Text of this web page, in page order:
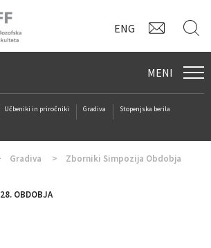
ENG
MENI
Učbeniki in priročniki Gradiva
Stopenjska berila
Gradiva Zborniki Simpozija Obdobja
28. OBDOBJA